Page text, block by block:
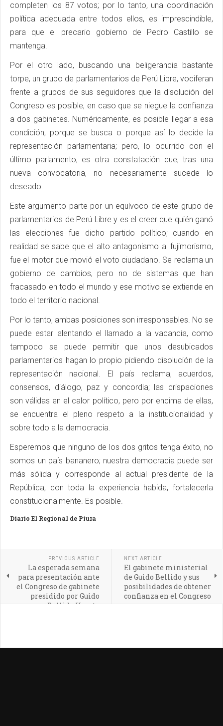
completen los 87 votos; por lo tanto, una coordinación
política adecuada entre todos ellos, es imprescindible,
para que el precario gobierno de Pedro Castillo se
mantenga.
Por el otro lado, buscando una beligerancia bastante
torpe, un grupo de parlamentarios de Perú Libre, vociferan
frente a grupos de sus seguidores que la disolución del
Congreso es posible, en caso que se niegue la confianza
a dos gabinetes. Numéricamente, es posible llegar a esa
condición, porque se busca o porque así lo decide la
representación parlamentaria; pero, lo ocurrido con el
último parlamento, es otra constatación que, tras una
nueva convocatoria, no necesariamente sucede lo
deseado.
Este argumento parte por un equívoco de este grupo de
parlamentarios de Perú Libre y es el creer que quién ganó
las elecciones fue dicho partido político; cuando en
realidad se sabe que el alto antagonismo al fujimorismo,
fue el motor que movió el voto ciudadano. Se reclama un
gobierno de cambios, pero no de sistemas que han
fracasado en todo el mundo y ese motivo se extiende en
todo el territorio nacional.
Por lo tanto, ambas posiciones son irresponsables. No se
puede estar alentando el llamado a la vacancia, como
tampoco se puede permitir que unos desubicados
parlamentarios hagan lo propio pidiendo disolución de la
representación nacional. El país reclama, acuerdos,
consensos, diálogo, paz y concordia; las crispaciones
son válidas en el calor político, pero por encima de ellas,
se encuentra el pleno respeto a la institucionalidad y
sobre todo a la democracia.
Esperemos que ninguno de los dos gritos tenga éxito, no
somos un país bananero; nuestra democracia puede ser
más sólida y corresponde al actual presidente de la
República, con toda la experiencia habida, fortalecerla
constitucionalmente. Es posible.
Diario El Regional de Piura
PREVIOUS ARTICLE
La esperada semana
para presentación ante
el Congreso de gabinete
presidido por Guido
Bellido Ugarte
NEXT ARTICLE
El gabinete ministerial
de Guido Bellido y sus
posibilidades de obtener
confianza en el Congreso